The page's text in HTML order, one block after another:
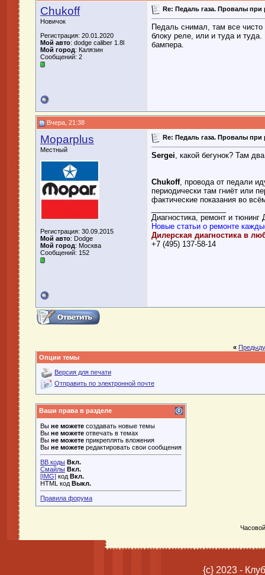
Chukoff
Новичок
Регистрация: 20.01.2020
Мой авто: dodge caliber 1.8l
Мой город: Калязин
Сообщений: 2
Re: Педаль газа. Провалы при
Педаль снимал, там все
блоку реле, или и туда и
бампера.
Вчера, 21:38
Moparplus
Местный
Регистрация: 30.09.2015
Мой авто: Dodge
Мой город: Москва
Сообщений: 152
Re: Педаль газа. Провалы при
Sergei, какой бегунок? Там
Chukoff, провода от педали
периодически там гниёт или
фактические показания во
Диагностика, ремонт и
Новые статьи о ремонте
Дилерская диагностика в
+7 (495) 137-58-14
«
Опции темы
Версия для печати
Отправить по электронной почте
Ваши права в разделе
Вы не можете создавать новые темы
Вы не можете отвечать в темах
Вы не можете прикреплять вложения
Вы не можете редактировать свои сообщения
BB коды Вкл.
Смайлы Вкл.
[IMG] код Вкл.
HTML код Выкл.
Правила форума
{c} 2023 -